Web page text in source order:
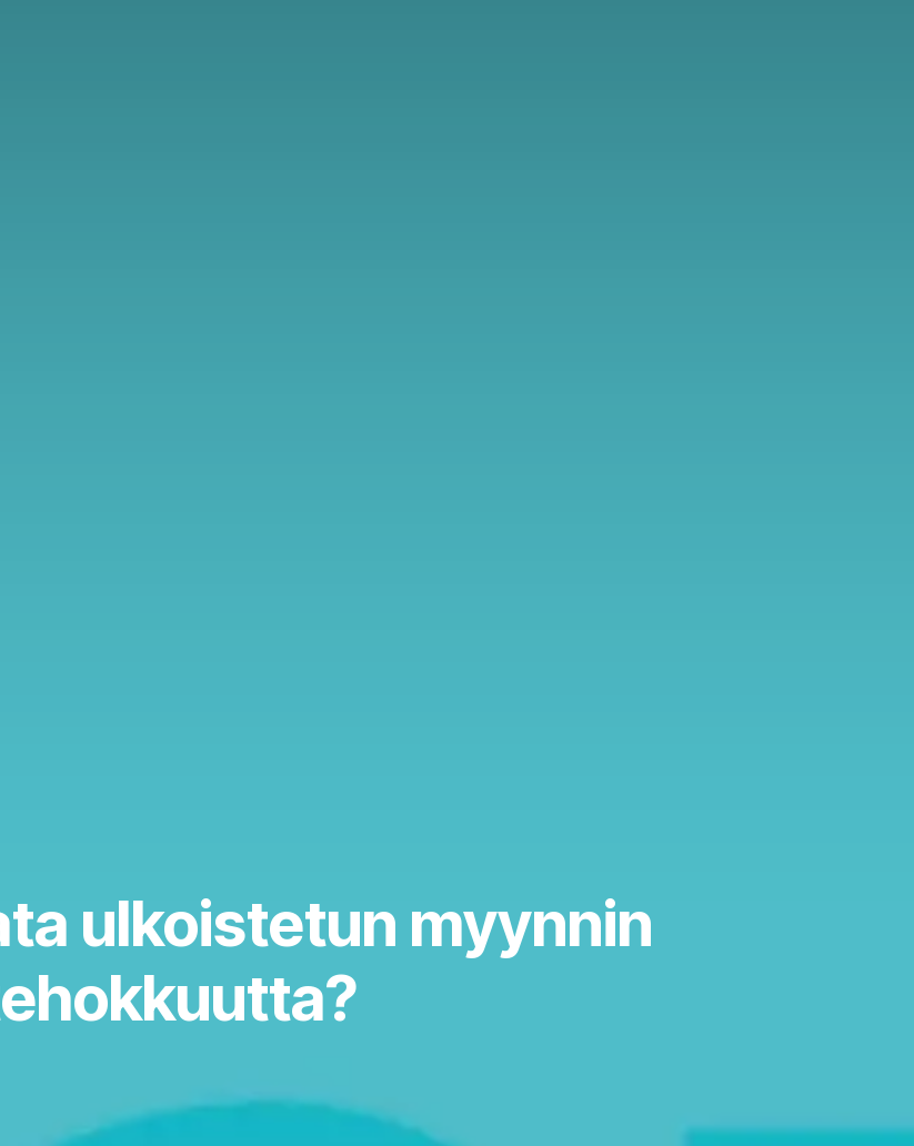
ulkoistetun myynnin